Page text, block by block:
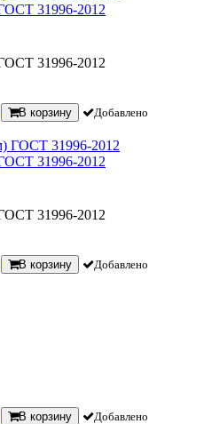
31996-2012
31996-2012
В корзину Добавлено
31996-2012
31996-2012
В корзину Добавлено
В корзину Добавлено